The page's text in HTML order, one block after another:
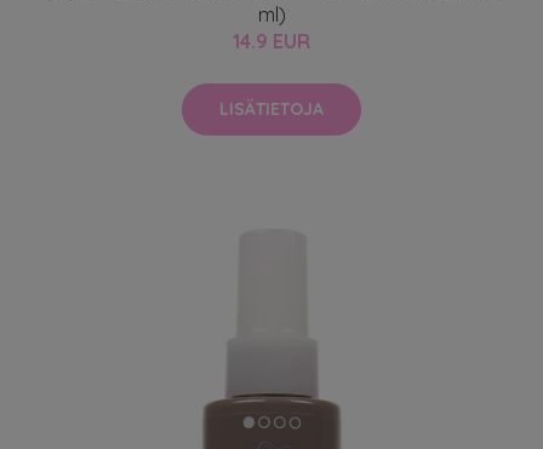
ml)
14.9 EUR
LISÄTIETOJA